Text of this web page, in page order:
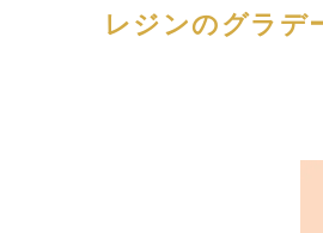
レジンのグラデ